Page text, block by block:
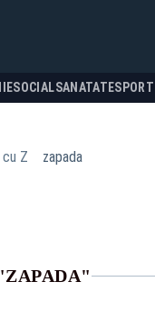
SOCIALSANATATESPORT
Z zapada